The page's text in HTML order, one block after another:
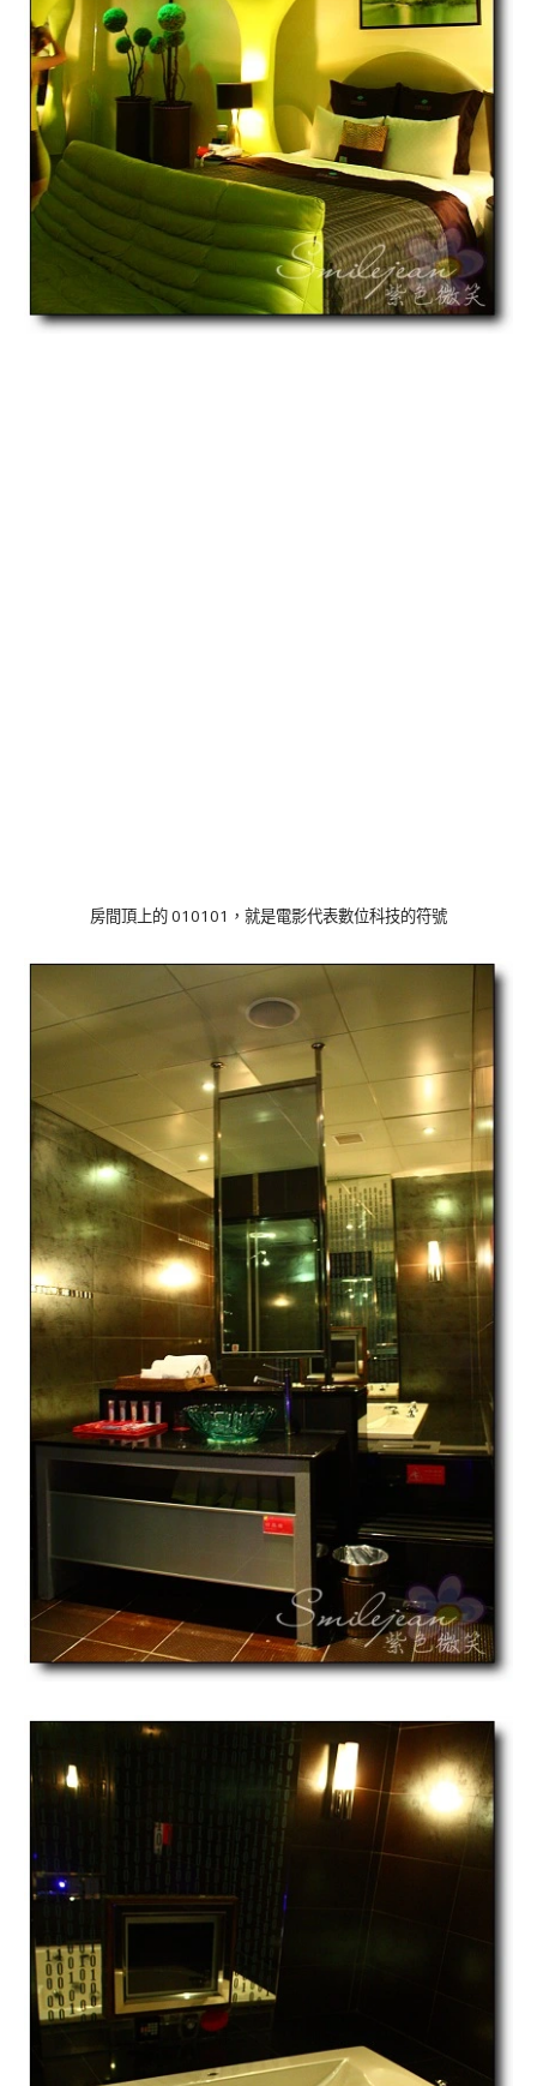
房間頂上的 010101 ，就是電影代表數位科技的符號